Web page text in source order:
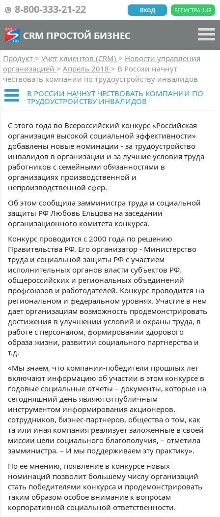
8-800-333-21-22 РЕГИСТРАЦИЯ
ВХОД
CRM ПРОСТОЙ БИЗНЕС
Продукт > Учет клиентов (CRM) > Новости управления
организацией > Апрель 2018 > В России начнут
чествовать компании по трудоустройству инвалидов
В РОССИИ НАЧНУТ ЧЕСТВОВАТЬ КОМПАНИИ ПО
ТРУДОУСТРОЙСТВУ ИНВАЛИДОВ
С этого года во Всероссийский конкурс «Российская
организация высокой социальной эффективности»
добавлены новые номинации - за трудоустройство
инвалидов в организации и за лучшие условия труда
работников с семейными обязанностями в
организациях производственной и
непроизводственной сфер.
Об этом сообщила замминистра труда и социальной
защиты РФ Любовь Ельцова на заседании
организационного комитета конкурса.
Конкурс проводится с 2000 года по решению
Правительства РФ. Его организатор - Министерство
труда и социальной защиты РФ с участием
исполнительных органов власти субъектов РФ,
общероссийских и региональных объединений
профсоюзов и работодателей. Конкурс проводится на
региональном и федеральном уровнях. Участие в нем
дает организациям возможность продемонстрировать
достижения в улучшении условий и охраны труда, в
работе с персоналом, формировании здорового
образа жизни, развитии социального партнерства и
т.д.
«Мы знаем, что компании-победители прошлых лет
включают информацию об участии в этом конкурсе в
годовые социальные отчеты – документы, которые на
сегодняшний день являются публичным
инструментом информирования акционеров,
сотрудников, бизнес-партнеров, общества о том, как
та или иная компания реализует заложенные в своей
миссии цели социального благополучия, – отметила
замминистра. – И мы поддерживаем эту практику».
По ее мнению, появление в конкурсе новых
номинаций позволит большему числу организаций
стать победителями конкурса и продемонстрировать
таким образом особое внимание к вопросам
корпоративной социальной ответственности.